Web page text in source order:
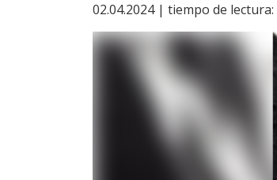
02.04.2024 | tiempo de lectura: